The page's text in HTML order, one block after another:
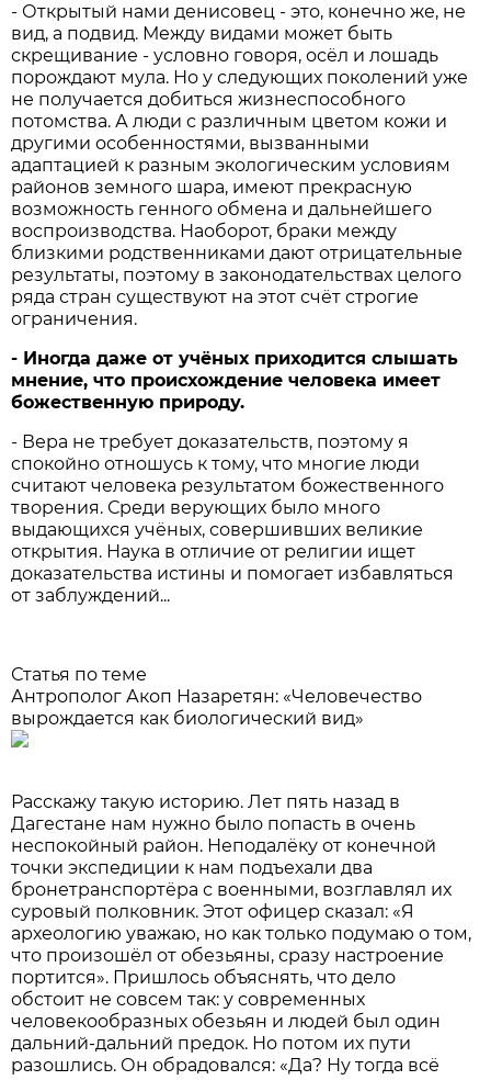
- Открытый нами денисовец - это, конечно же, не
вид, а подвид. Между видами может быть
скрещивание - условно говоря, осёл и лошадь
порождают мула. Но у следующих поколений уже
не получается добиться жизнеспособного
потомства. А люди с различным цветом кожи и
другими особенностями, вызванными
адаптацией к разным экологическим условиям
районов земного шара, имеют прекрасную
возможность генного обмена и дальнейшего
воспроизводства. Наоборот, браки между
близкими родственниками дают отрицательные
результаты, поэтому в законодательствах целого
ряда стран существуют на этот счёт строгие
ограничения.
- Иногда даже от учёных приходится слышать
мнение, что происхождение человека имеет
божественную природу.
- Вера не требует доказательств, поэтому я
спокойно отношусь к тому, что многие люди
считают человека результатом божественного
творения. Среди верующих было много
выдающихся учёных, совершивших великие
открытия. Наука в отличие от религии ищет
доказательства истины и помогает избавляться
от заблуждений...
Статья по теме
Антрополог Акоп Назаретян: «Человечество
вырождается как биологический вид»
Расскажу такую историю. Лет пять назад в
Дагестане нам нужно было попасть в очень
неспокойный район. Неподалёку от конечной
точки экспедиции к нам подъехали два
бронетранспортёра с военными, возглавлял их
суровый полковник. Этот офицер сказал: «Я
археологию уважаю, но как только подумаю о том,
что произошёл от обезьяны, сразу настроение
портится». Пришлось объяснять, что дело
обстоит не совсем так: у современных
человекообразных обезьян и людей был один
дальний-дальний предок. Но потом их пути
разошлись. Он обрадовался: «Да? Ну тогда всё